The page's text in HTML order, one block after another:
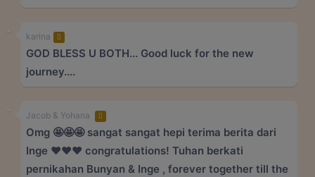
karina
GOD BLESS U BOTH... Good luck for the new
journey....
Jacob & Yohana
Omg 🤩🤩🤩 sangat sangat hepi terima berita dari
Inge ❤️❤️❤️ congratulations! Tuhan berkati
pernikahan Bunyan & Inge , forever together till the